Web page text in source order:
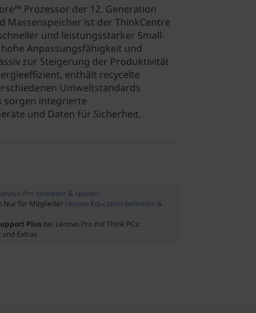
Prozessor der 12. Generation
Massenspeicher ist der ThinkCentre
und leistungsstarker Small-
Anpassungsfähigkeit und
zur Steigerung der Produktivität
enthält recycelte
Umweltstandards
sorgen integrierte
und Daten für Sicherheit.
Pro beitreten & sparen ›
Nur für Mitglieder Lenovo Education beitreten &
Plus bei Lenovo Pro mit Think PCs:
Extras